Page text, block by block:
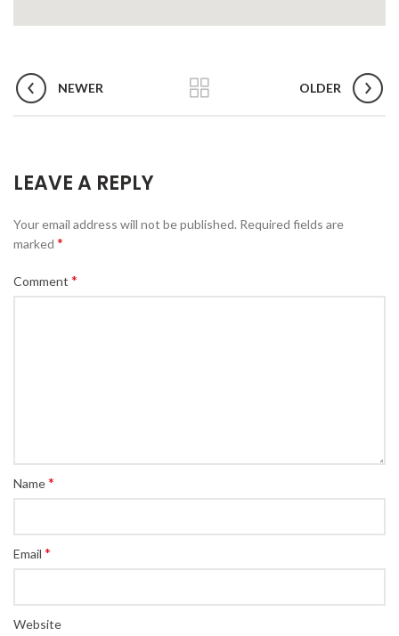
NEWER OLDER
LEAVE A REPLY
Your email address will not be published. Required fields are
marked *
Comment *
Name*
Email *
Website